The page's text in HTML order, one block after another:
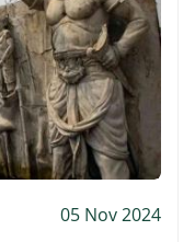
05 Nov 2024